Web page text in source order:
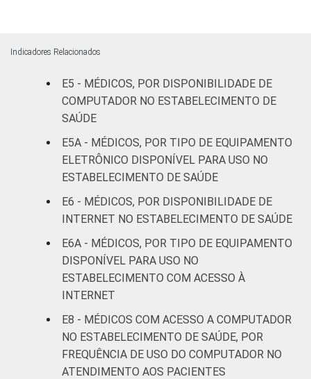
(mais de
50 leitos)
apoio à
diagnose e
terapia
-
IDENTIFICAÇÃO DE
DE SAÚDE
UBS 90 8
Não UBS 93 7
FAIXA ETÁRIA
Até 35
De 36 a 50
anos
93
Indicadores Relacionados
E5 - MÉDICOS, POR DISPONIBILIDADE DE
COMPUTADOR NO ESTABELECIMENTO DE
SAÚDE
E5A - MÉDICOS, POR TIPO DE EQUIPAMENTO
ELETRÔNICO DISPONÍVEL PARA USO NO
ESTABELECIMENTO DE SAÚDE
E6 - MÉDICOS, POR DISPONIBILIDADE DE
INTERNET NO ESTABELECIMENTO DE SAÚDE
E6A - MÉDICOS, POR TIPO DE EQUIPAMENTO
DISPONÍVEL PARA USO NO
ESTABELECIMENTO COM ACESSO À
INTERNET
E8 - MÉDICOS COM ACESSO A COMPUTADOR
NO ESTABELECIMENTO DE SAÚDE, POR
FREQUÊNCIA DE USO DO COMPUTADOR NO
ATENDIMENTO AOS PACIENTES